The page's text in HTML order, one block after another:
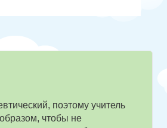
поэтому учитель
чтобы не